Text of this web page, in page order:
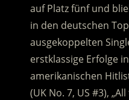
auf Platz fünf und
in den deutschen
ausgekoppelten
erstklassige Erfolge
amerikanischen
(UK No. 7, US #3),